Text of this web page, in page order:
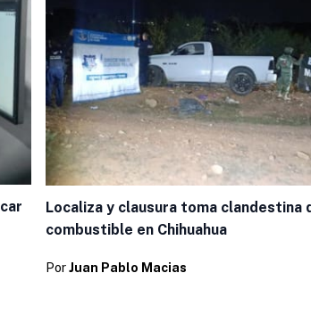
Localiza y clausura toma clandestina
combustible en Chihuahua
PorJuan Pablo Macias